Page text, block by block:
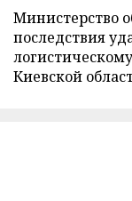
Министерство
последствия
Киевской